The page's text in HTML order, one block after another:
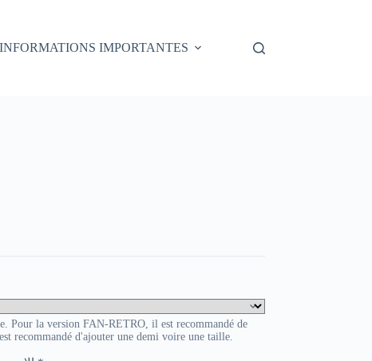
INFORMATIONS IMPORTANTES
Pour la version FAN-RETRO, il est recommandé de
recommandé d'ajouter une demi voire une taille.